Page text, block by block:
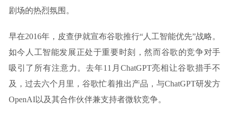
剧场的热烈氛围。
早在2016年，皮查伊就宣布谷歌推行“人工智能优先”战略。
如今人工智能发展正处于重要时刻，然而谷歌的竞争对手
吸引了所有注意力。去年11月ChatGPT亮相让谷歌措手不
及，过去六个月里，谷歌忙着推出产品，与ChatGPT研发方
OpenAI以及其合作伙伴兼支持者微软竞争。